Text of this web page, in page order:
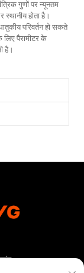
गुणों पर न्यूनतम
होता है।
परिवर्तन हो सकते
पैरामीटर के
है।